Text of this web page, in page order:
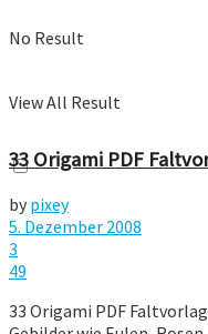
No Result
View All Result
33 Origami PDF
by pixey
5. Dezember 2008
3
49
33 Origami PDF